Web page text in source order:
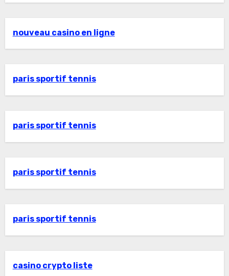
nouveau casino en ligne
paris sportif tennis
paris sportif tennis
paris sportif tennis
paris sportif tennis
casino crypto liste